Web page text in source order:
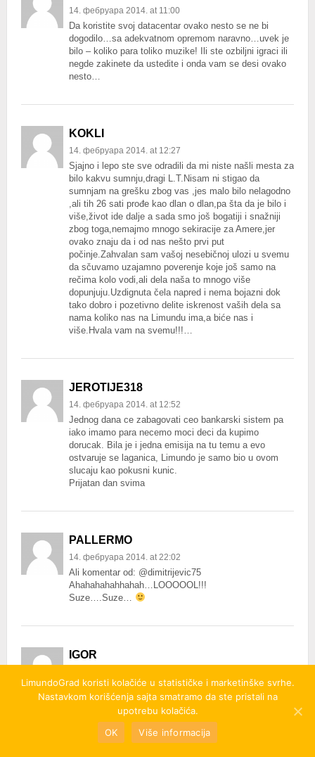
14. фебруара 2014. at 11:00
Da koristite svoj datacentar ovako nesto se ne bi
dogodilo…sa adekvatnom opremom naravno…uvek je
bilo – koliko para toliko muzike! Ili ste ozbiljni igraci ili
negde zakinete da ustedite i onda vam se desi ovako
nesto…
KOKLI
14. фебруара 2014. at 12:27
Sjajno i lepo ste sve odradili da mi niste našli mesta za
bilo kakvu sumnju,dragi L.T.Nisam ni stigao da
sumnjam na grešku zbog vas ,jes malo bilo nelagodno
,ali tih 26 sati prođe kao dlan o dlan,pa šta da je bilo i
više,život ide dalje a sada smo još bogatiji i snažniji
zbog toga,nemajmo mnogo sekiracije za Amere,jer
ovako znaju da i od nas nešto prvi put
počinje.Zahvalan sam vašoj nesebičnoj ulozi u svemu
da sčuvamo uzajamno poverenje koje još samo na
rečima kolo vodi,ali dela naša to mnogo više
dopunjuju.Uzdignuta čela napred i nema bojazni dok
tako dobro i pozetivno delite iskrenost vaših dela sa
nama koliko nas na Limundu ima,a biće nas i
više.Hvala vam na svemu!!!…
JEROTIJE318
14. фебруара 2014. at 12:52
Jednog dana ce zabagovati ceo bankarski sistem pa
iako imamo para necemo moci deci da kupimo
dorucak. Bila je i jedna emisija na tu temu a evo
ostvaruje se laganica, Limundo je samo bio u ovom
slucaju kao pokusni kunic.
Prijatan dan svima
PALLERMO
14. фебруара 2014. at 22:02
Ali komentar od: @dimitrijevic75
Ahahahahahhahah…LOOOOOL!!!
Suze….Suze…
IGOR
dimitrijevic75 .. E UMRO SAM OD SMEHA :):)
SNEZANA
LimundoGrad koristi kolačiće u statističke i marketinške svrhe.
Nastavkom korišćenja sajta smatramo da ste pristali na
upotrebu kolačića.
OK
Više informacija